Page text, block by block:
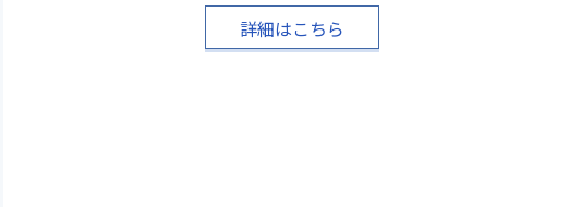
詳細はこちら